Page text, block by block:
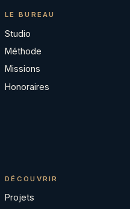
LE BUREAU
Studio
Méthode
Missions
Honoraires
DÉCOUVRIR
Projets